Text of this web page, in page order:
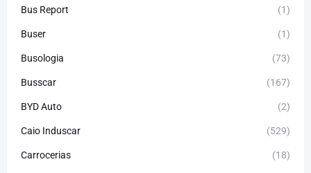
Bus Report (1)
Buser (1)
Busologia (73)
Busscar (167)
BYD Auto (2)
Caio Induscar (529)
Carrocerias (18)